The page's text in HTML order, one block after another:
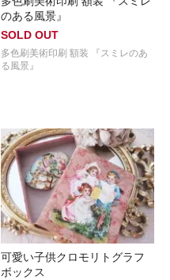
のある風景』
SOLD OUT
多色刷美術印刷 額装 『スミレのあ
る風景』
可愛い子供クロモリトグラフ
ボックス